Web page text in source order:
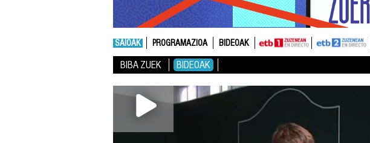
SAIOAK PROGRAMAZIOA BIDEOAK
BIBA ZUEK BIDEOAK